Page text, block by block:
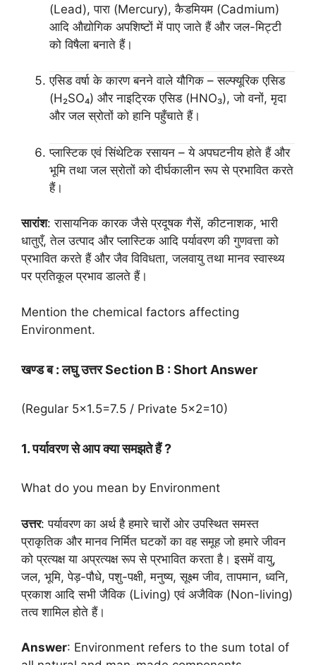
(Lead), पारा (Mercury), कैडमियम (Cadmium)
आदि औद्योगिक अपशिष्टों में पाए जाते हैं और जल-मिट्टी
को विषैला बनाते हैं।
एसिड वर्षा के कारण बनने वाले यौगिक – सल्फ्यूरिक एसिड
(H₂SO₄) और नाइट्रिक एसिड (HNO₃), जो वनों, मृदा
और जल स्रोतों को हानि पहुँचाते हैं।
प्लास्टिक एवं सिंथेटिक रसायन – ये अपघटनीय होते हैं और
भूमि तथा जल स्रोतों को दीर्घकालीन रूप से प्रभावित करते
हैं।
सारांश: रासायनिक कारक जैसे प्रदूषक गैसें, कीटनाशक, भारी
धातुएँ, तेल उत्पाद और प्लास्टिक आदि पर्यावरण की गुणवत्ता को
प्रभावित करते हैं और जैव विविधता, जलवायु तथा मानव स्वास्थ्य
पर प्रतिकूल प्रभाव डालते हैं।
Mention the chemical factors affecting
Environment.
खण्ड ब : लघु उत्तर Section B : Short Answer
(Regular 5×1.5=7.5 / Private 5×2=10)
1. पर्यावरण से आप क्या समझते हैं ?
What do you mean by Environment
उत्तर: पर्यावरण का अर्थ है हमारे चारों ओर उपस्थित समस्त
प्राकृतिक और मानव निर्मित घटकों का वह समूह जो हमारे जीवन
को प्रत्यक्ष या अप्रत्यक्ष रूप से प्रभावित करता है। इसमें वायु,
जल, भूमि, पेड़-पौधे, पशु-पक्षी, मनुष्य, सूक्ष्म जीव, तापमान, ध्वनि,
प्रकाश आदि सभी जैविक (Living) एवं अजैविक (Non-living)
तत्व शामिल होते हैं।
Answer: Environment refers to the sum total of